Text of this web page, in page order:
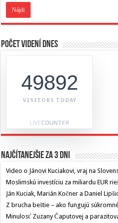
Počet videní dnes
49892
VISITORS TODAY
Najčítanejšie za 3 dni
Video o Jánovi Kuciakovi, vraj na
Moslimskú investíciu za miliardu EUR
Ján Kuciak, Marián Kočner a Daniel
Z brucha beštie – ako fungujú
Minulosť Zuzany Čaputovej a